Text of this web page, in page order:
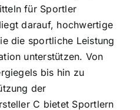
für Sportler
darauf, hochwertige
die sportliche Leistung
unterstützen. Von
bis hin zu
der
C bietet Sportlern